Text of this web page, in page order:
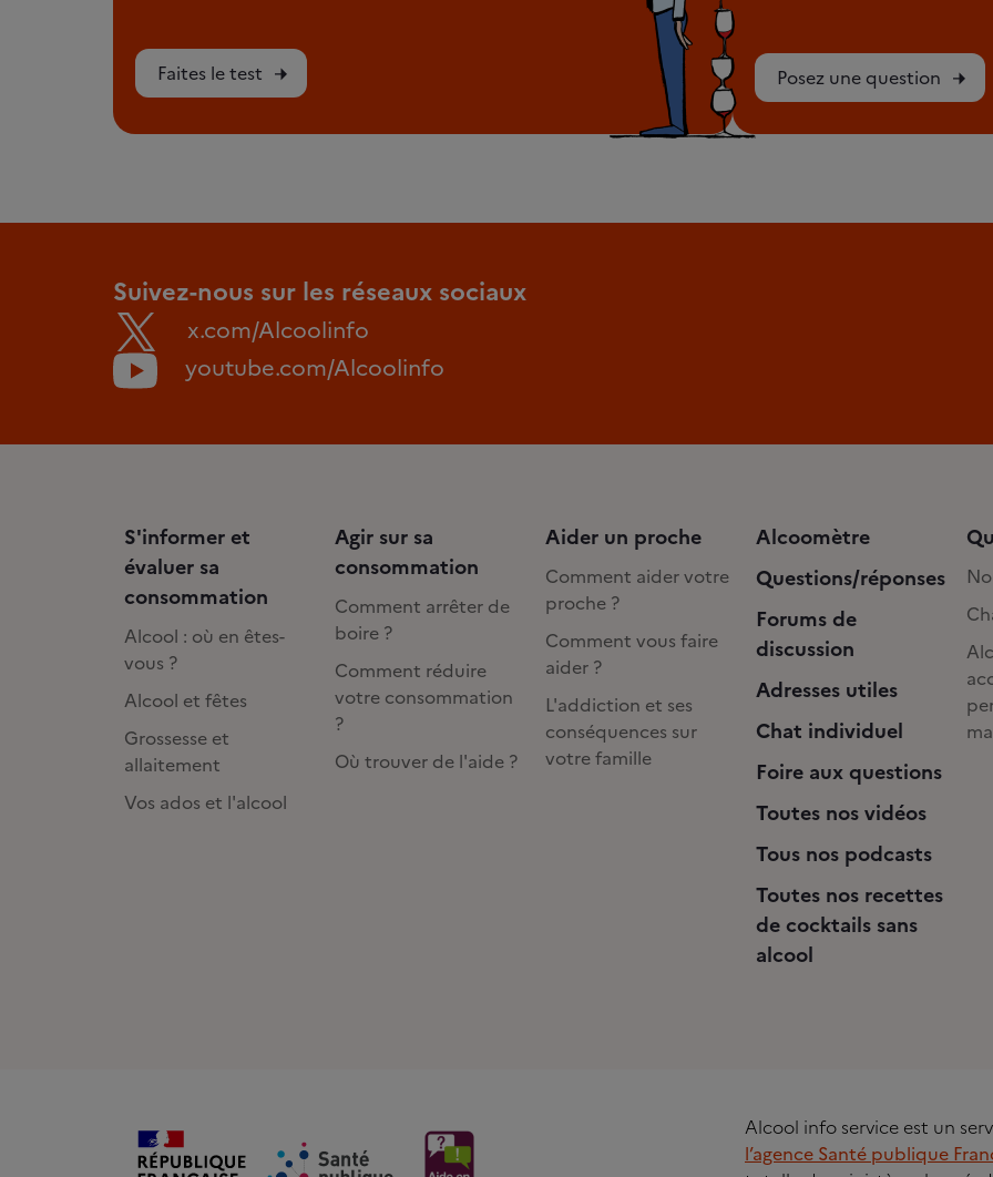
Faites le test Posez une question
Suivez-nous sur les réseaux sociaux
x.com/Alcoolinfo
youtube.com/Alcoolinfo
S'informer et
évaluer sa
consommation
Alcool : où en êtes-
vous ?
Alcool et fêtes
Grossesse et
allaitement
Vos ados et l'alcool
Agir sur sa
consommation
Comment arrêter de
boire ?
Comment réduire
votre consommation
?
Où trouver de l'aide ?
Aider un proche
Comment aider votre
proche ?
Comment vous faire
aider ?
L'addiction et ses
conséquences sur
votre famille
Alcoomètre
Questions/réponses
Forums de
discussion
Adresses utiles
Chat individuel
Foire aux questions
Toutes nos vidéos
Tous nos podcasts
Toutes nos recettes
de cocktails sans
alcool
Alcool info service est un
l’agence Santé publique